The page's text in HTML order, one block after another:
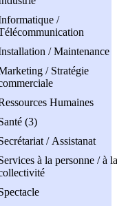
/
/ Maintenance
/ Stratégie
Humaines
(3)
/ Assistanat
à la personne / à la